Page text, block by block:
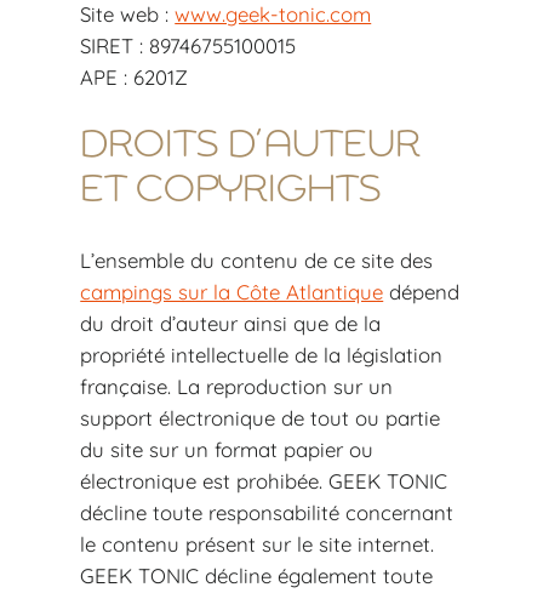
Site web :www.geek-tonic.com
SIRET : 89746755100015
APE : 6201Z
DROITS D’AUTEUR
ET COPYRIGHTS
L’ensemble du contenu de ce site des
campings sur la Côte Atlantique dépend
du droit d’auteur ainsi que de la
propriété intellectuelle de la législation
française. La reproduction sur un
support électronique de tout ou partie
du site sur un format papier ou
électronique est prohibée. GEEK TONIC
décline toute responsabilité concernant
le contenu présent sur le site internet.
GEEK TONIC décline également toute